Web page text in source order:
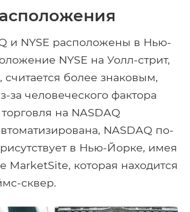
и NYSE расположены в Нью-
NYSE на Уолл-стрит,
считается более знаковым,
за человеческого фактора
на NASDAQ
NASDAQ по-
в Нью-Йорке, имея
MarketSite, которая находится
сквер.